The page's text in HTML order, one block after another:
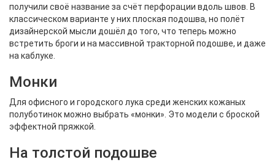
получили своё название за счёт перфорации вдоль швов. В
классическом варианте у них плоская подошва, но полёт
дизайнерской мысли дошёл до того, что теперь можно
встретить броги и на массивной тракторной подошве, и даже
на каблуке.
Монки
Для офисного и городского лука среди женских кожаных
полуботинок можно выбрать «монки». Это модели с броской
эффектной пряжкой.
На толстой подошве